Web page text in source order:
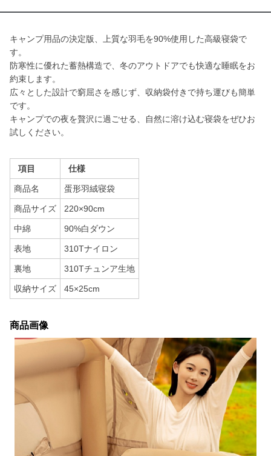
キャンプ用品の決定版、上質な羽毛を90%使用した高級寝袋で
す。
防寒性に優れた蓄熱構造で、冬のアウトドアでも快適な睡眠をお
約束します。
広々とした設計で窮屈さを感じず、収納袋付きで持ち運びも簡単
です。
キャンプでの夜を贅沢に過ごせる、自然に溶け込む寝袋をぜひお
試しください。
項目 仕様
商品名 蛋形羽絨寝袋
商品サイズ 220×90cm
中綿 90%白ダウン
表地 310Tナイロン
裏地 310Tチュンア生地
収納サイズ 45×25cm
商品画像